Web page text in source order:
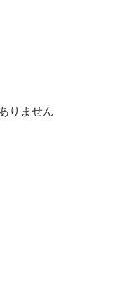
りません